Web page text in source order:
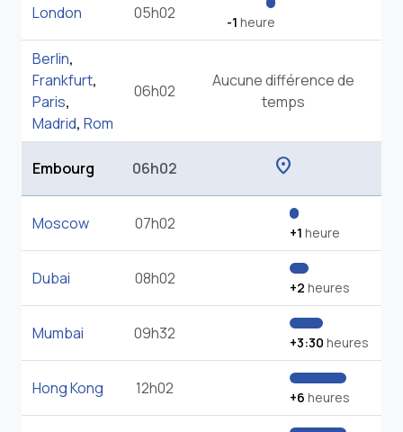
London 05h02 -1 heure
Berlin,
Frankfurt,
Paris,
Madrid, Rom
06h02
Aucune différence de
temps
Embourg 06h02 location_on
Moscow 07h02 +1 heure
Dubai 08h02 +2 heures
Mumbai 09h32 +3:30 heures
Hong Kong 12h02 +6 heures